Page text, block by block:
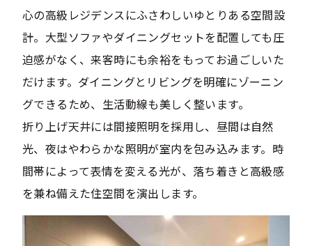
心の高級レジデンスにふさわしいゆとりある空間設
計。大型ソファやダイニングセットを配置しても圧
迫感がなく、来客時にも余裕をもってお過ごしいた
だけます。ダイニングとリビングを明確にゾーニン
グできるため、生活動線も美しく整います。
折り上げ天井には間接照明を採用し、昼間は自然
光、夜はやわらかな照明が室内を包み込みます。時
間帯によって表情を変える光が、落ち着きと高級感
を兼ね備えた住空間を演出します。